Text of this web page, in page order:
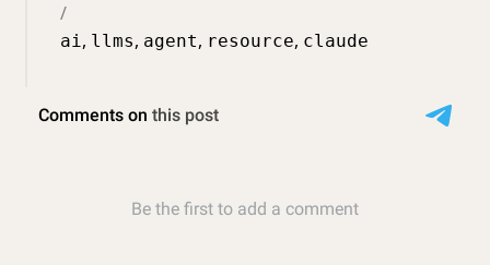
/
ai, llms, agent, resource, claude